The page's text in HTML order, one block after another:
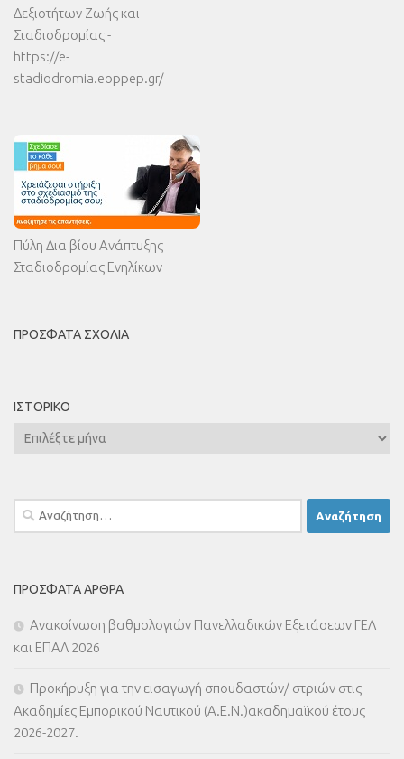
Δεξιοτήτων Ζωής και
Σταδιοδρομίας -
https://e-
stadiodromia.eoppep.gr/
Πύλη Δια βίου Ανάπτυξης
Σταδιοδρομίας Ενηλίκων
ΠΡΌΣΦΑΤΑ ΣΧΌΛΙΑ
ΙΣΤΟΡΙΚΌ
Ιστορικό
Αναζήτηση
για:
ΠΡΌΣΦΑΤΑ ΆΡΘΡΑ
Ανακοίνωση βαθμολογιών Πανελλαδικών Εξετάσεων ΓΕΛ
και ΕΠΑΛ 2026
Προκήρυξη για την εισαγωγή σπουδαστών/-στριών στις
Ακαδημίες Εμπορικού Ναυτικού (Α.Ε.Ν.)ακαδημαϊκού έτους
2026-2027.